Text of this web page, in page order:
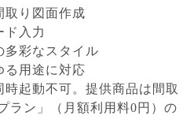
取り図面作成
ド入力
多彩なスタイル
る用途に対応
起動不可。提供商品は間取
ラン」（月額利用料0円）の